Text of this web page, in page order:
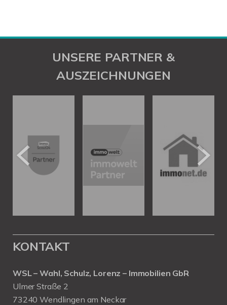
UNSERE PARTNER &
AUSZEICHNUNGEN
KONTAKT
WSL – Wahl, Schulz, Lorenz – Immobilien GbR
Ulmer Straße 2
73240 Wendlingen am Neckar